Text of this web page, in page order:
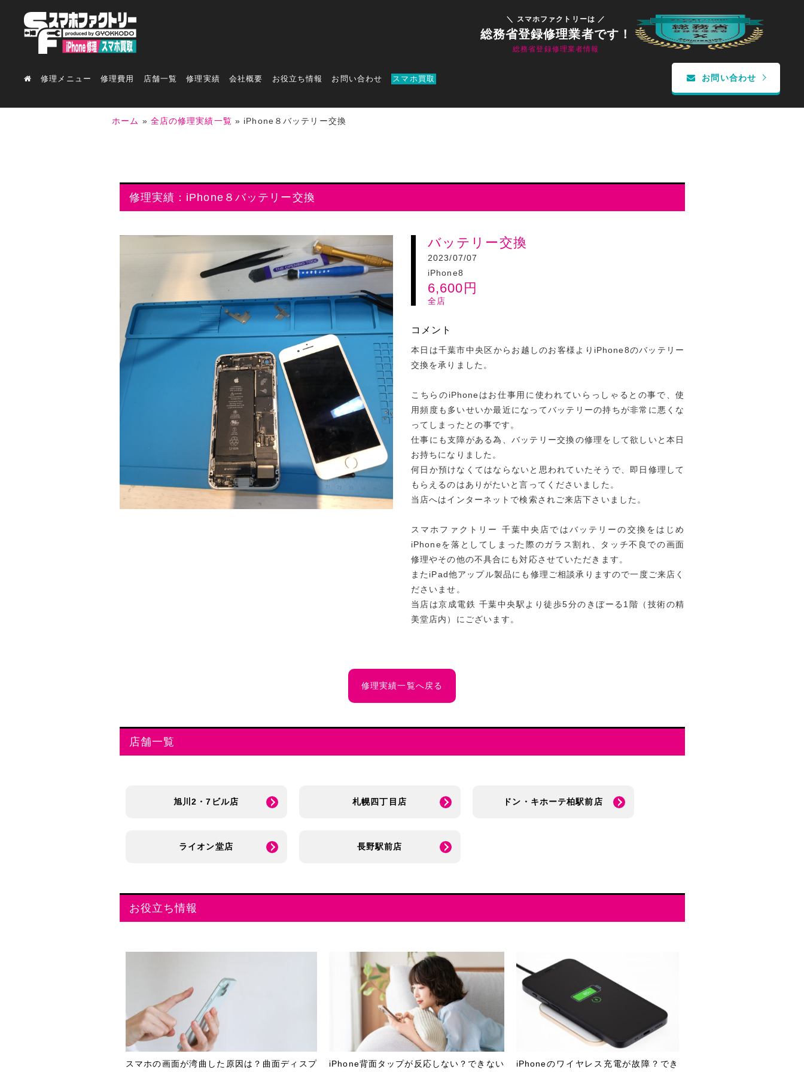
＼ スマホファクトリーは ／
総務省登録修理業者です！
総務省登録修理業者情報
修理メニュー 修理費用 店舗一覧 修理実績 会社概要 お役立ち情報 お問い合わせ スマホ買取 お問い合わせ
ホーム » 全店の修理実績一覧 » iPhone８バッテリー交換
修理実績：iPhone８バッテリー交換
バッテリー交換
2023/07/07
iPhone8
6,600 円
全店
コメント
本日は千葉市中央区からお越しのお客様よりiPhone8のバッテリー
交換を承りました。
こちらのiPhoneはお仕事用に使われていらっしゃるとの事で、使
用頻度も多いせいか最近になってバッテリーの持ちが非常に悪くな
ってしまったとの事です。
仕事にも支障がある為、バッテリー交換の修理をして欲しいと本日
お持ちになりました。
何日か預けなくてはならないと思われていたそうで、即日修理して
もらえるのはありがたいと言ってくださいました。
当店へはインターネットで検索されご来店下さいました。
スマホファクトリー 千葉中央店ではバッテリーの交換をはじめ
iPhoneを落としてしまった際のガラス割れ、タッチ不良での画面
修理やその他の不具合にも対応させていただきます。
またiPad他アップル製品にも修理ご相談承りますので一度ご来店く
ださいませ。
当店は京成電鉄 千葉中央駅より徒歩5分のきぼーる1階（技術の精
美堂店内）にございます。
修理実績一覧へ戻る
店舗一覧
旭川2・7ビル店 札幌四丁目店 ドン・キホーテ柏駅前店
ライオン堂店 長野駅前店
お役立ち情報
スマホの画面が湾曲した原因は？曲面ディスプ
iPhone背面タップが反応しない？できない
iPhoneのワイヤレス充電が故障？でき